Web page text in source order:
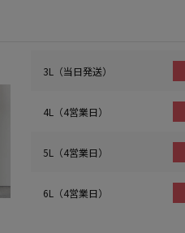
3L（当日発送）
4L（4営業日）
5L（4営業日）
6L（4営業日）